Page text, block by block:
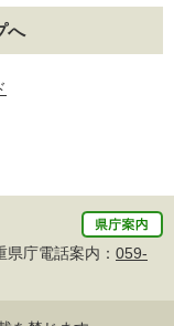
へ
庁電話案内： 059-